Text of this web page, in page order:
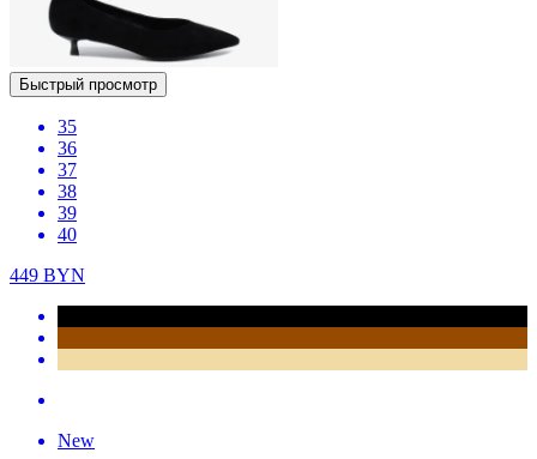
Быстрый просмотр
35
36
37
38
39
40
449 BYN
New